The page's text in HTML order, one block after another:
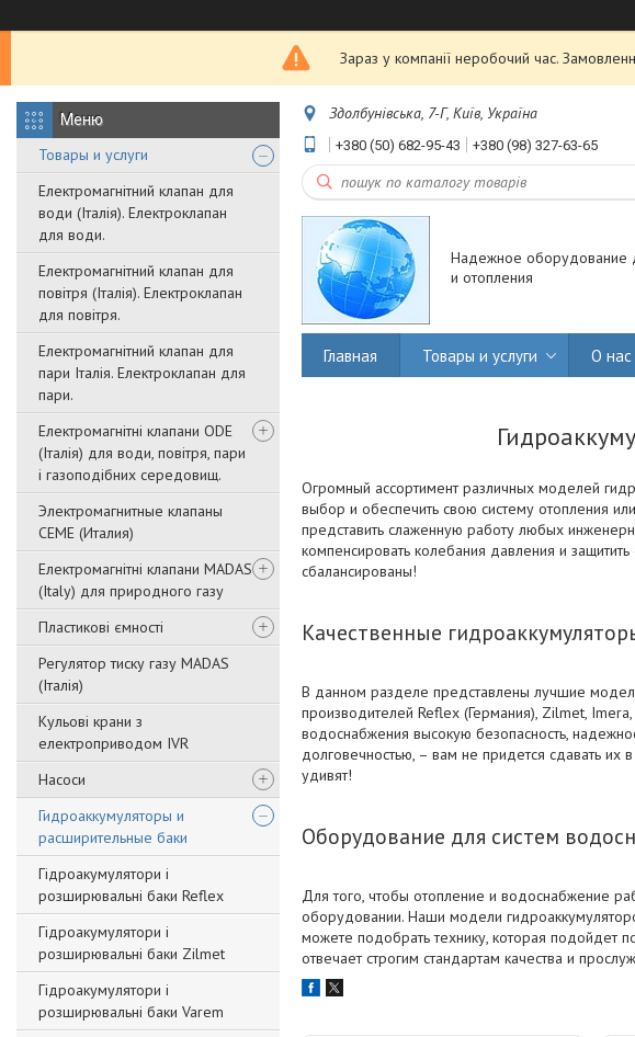
Зараз у компанії неробочий час.
Товары и услуги
Електромагнітний клапан для
води (Італія). Електроклапан
для води.
Електромагнітний клапан для
повітря (Італія). Електроклапан
для повітря.
Електромагнітний клапан для
пари Італія. Електроклапан для
пари.
Електромагнітні клапани ODE
(Італія) для води, повітря, пари
і газоподібних середовищ.
Электромагнитные клапаны
CEME (Италия)
Електромагнітні клапани MADAS
(Italy) для природного газу
Пластикові ємності
Регулятор тиску газу MADAS
(Італія)
Кульові крани з
електроприводом IVR
Насоси
Гидроаккумуляторы и
расширительные баки
Гідроакумулятори і
розширювальні баки Reflex
Гідроакумулятори і
розширювальні баки Zilmet
Гідроакумулятори і
розширювальні баки Varem
Здолбунівська, 7-Г, Київ, Україна
+380 (50) 682-95-43 +380 (98) 327-63-65
Надежное оборудование
и отопления
Главная Товары и услуги О нас
Огромный ассортимент различных моделей
выбор и обеспечить свою систему отопления
представить слаженную работу любых
компенсировать колебания давления и
сбалансированы!
Качественные
В данном разделе представлены лучшие
производителей Reflex (Германия), Zilmet,
водоснабжения высокую безопасность,
долговечностью, – вам не придется сдавать их
удивят!
Оборудование для систем
Для того, чтобы отопление и водоснабжение
оборудовании. Наши модели
можете подобрать технику, которая подойдет
отвечает строгим стандартам качества и